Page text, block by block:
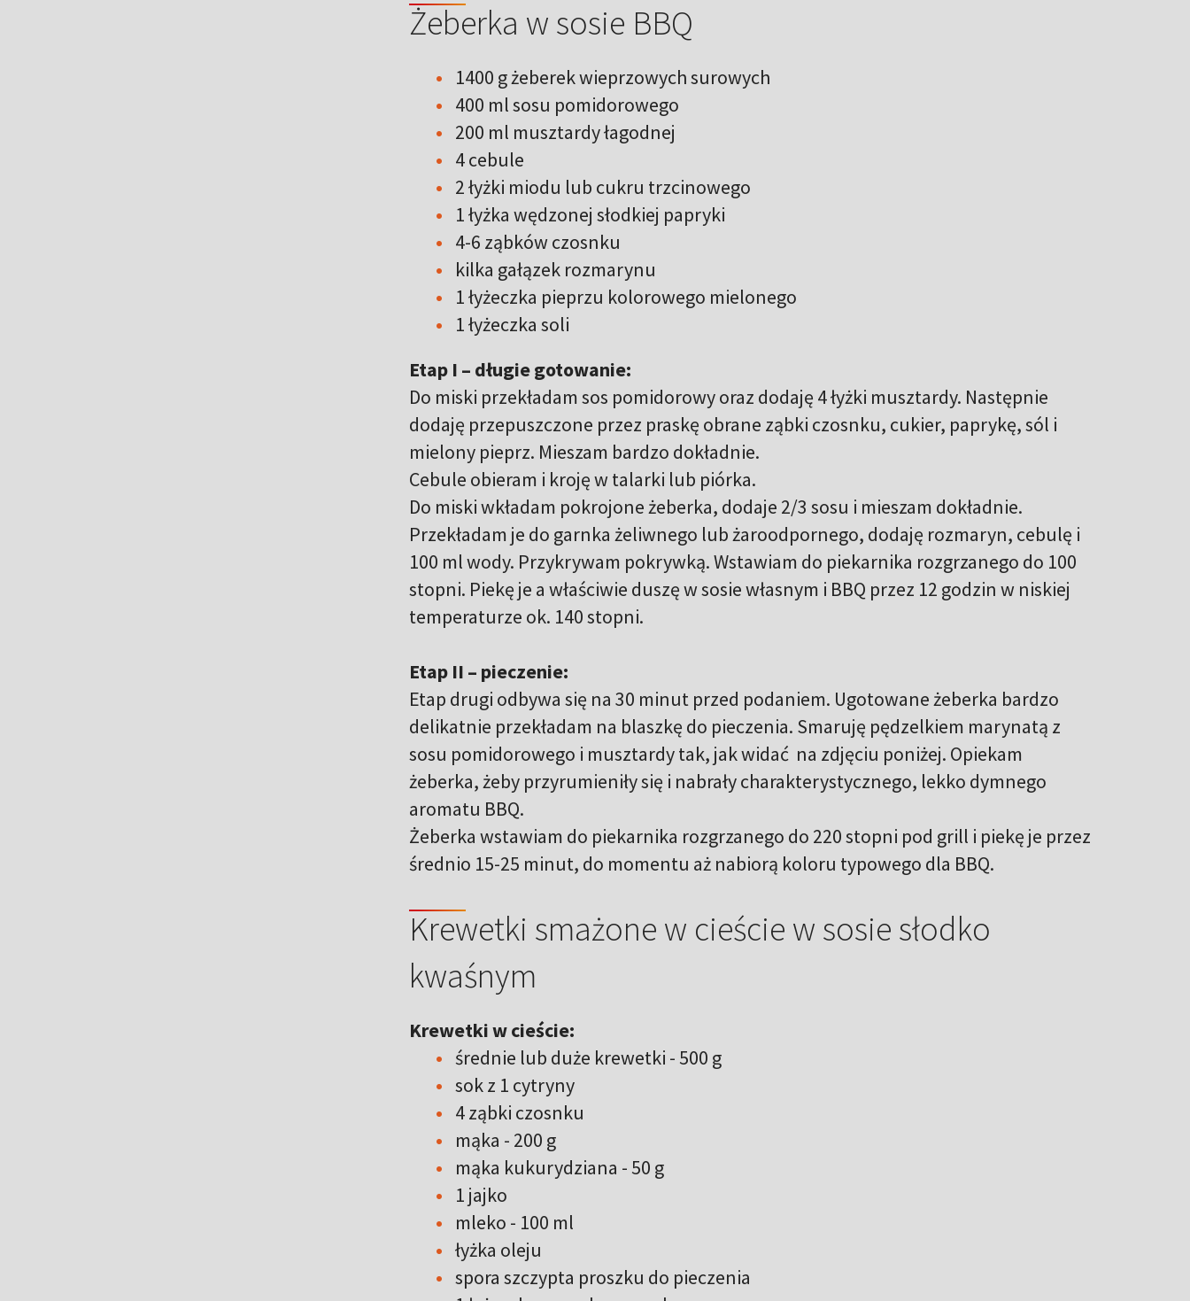
Żeberka w sosie BBQ
1400 g żeberek wieprzowych surowych
400 ml sosu pomidorowego
200 ml musztardy łagodnej
4 cebule
2 łyżki miodu lub cukru trzcinowego
1 łyżka wędzonej słodkiej papryki
4-6 ząbków czosnku
kilka gałązek rozmarynu
1 łyżeczka pieprzu kolorowego mielonego
1 łyżeczka soli
Etap I – długie gotowanie:
Do miski przekładam sos pomidorowy oraz dodaję 4 łyżki musztardy. Następnie
dodaję przepuszczone przez praskę obrane ząbki czosnku, cukier, paprykę, sól i
mielony pieprz. Mieszam bardzo dokładnie.
Cebule obieram i kroję w talarki lub piórka.
Do miski wkładam pokrojone żeberka, dodaje 2/3 sosu i mieszam dokładnie.
Przekładam je do garnka żeliwnego lub żaroodpornego, dodaję rozmaryn, cebulę i
100 ml wody. Przykrywam pokrywką. Wstawiam do piekarnika rozgrzanego do 100
stopni. Piekę je a właściwie duszę w sosie własnym i BBQ przez 12 godzin w niskiej
temperaturze ok. 140 stopni.
Etap II – pieczenie:
Etap drugi odbywa się na 30 minut przed podaniem. Ugotowane żeberka bardzo
delikatnie przekładam na blaszkę do pieczenia. Smaruję pędzelkiem marynatą z
sosu pomidorowego i musztardy tak, jak widać na zdjęciu poniżej. Opiekam
żeberka, żeby przyrumieniły się i nabrały charakterystycznego, lekko dymnego
aromatu BBQ.
Żeberka wstawiam do piekarnika rozgrzanego do 220 stopni pod grill i piekę je przez
średnio 15-25 minut, do momentu aż nabiorą koloru typowego dla BBQ.
Krewetki smażone w cieście w sosie słodko
kwaśnym
Krewetki w cieście:
średnie lub duże krewetki - 500 g
sok z 1 cytryny
4 ząbki czosnku
mąka - 200 g
mąka kukurydziana - 50 g
1 jajko
mleko - 100 ml
łyżka oleju
spora szczypta proszku do pieczenia